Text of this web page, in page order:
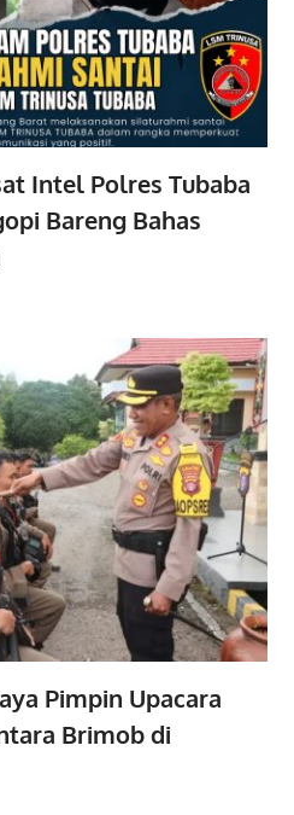
Intel Polres Tubaba
Bareng Bahas
Pimpin Upacara
Brimob di